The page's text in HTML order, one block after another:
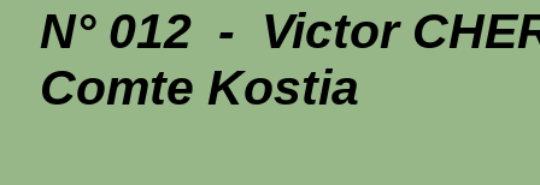
N° 012 - Victor
Comte Kostia